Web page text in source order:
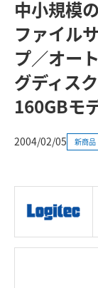
中小規模
ファイル
プ／オー
グディス
160GBモ
2004/02/05 新商品